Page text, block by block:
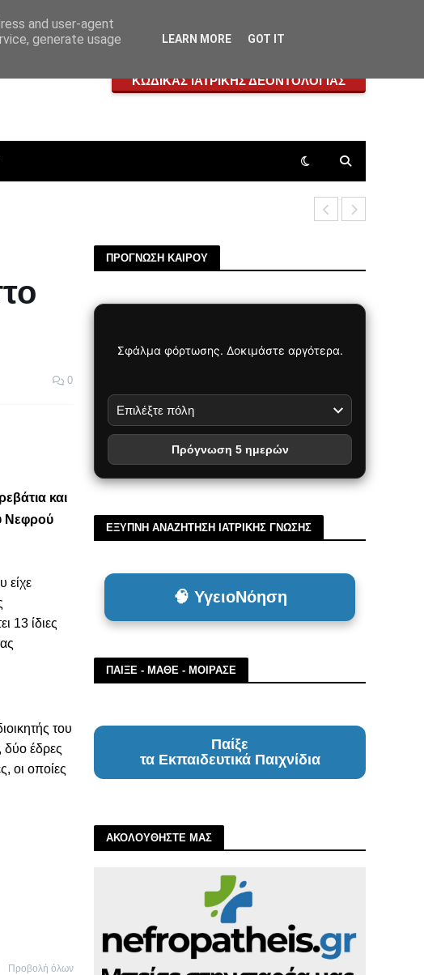
ΚΩΔΙΚΑΣ ΙΑΤΡΙΚΗΣ ΔΕΟΝΤΟΛΟΓΙΑΣ
0
και
Νεφρού
είχε
13 ίδιες
του
έδρες
οι οποίες
Προβολή όλων
ΠΡΟΓΝΩΣΗ ΚΑΙΡΟΥ
Σφάλμα φόρτωσης. Δοκιμάστε αργότερα.
Πρόγνωση 5 ημερών
ΕΞΥΠΝΗ ΑΝΑΖΗΤΗΣΗ ΙΑΤΡΙΚΗΣ ΓΝΩΣΗΣ
🧠 ΥγειοΝόηση
ΠΑΙΞΕ - ΜΑΘΕ - ΜΟΙΡΑΣΕ
Παίξε
τα Εκπαιδευτικά Παιχνίδια
ΑΚΟΛΟΥΘΗΣΤΕ ΜΑΣ
and user-agent
generate usage
LEARN MORE GOT IT